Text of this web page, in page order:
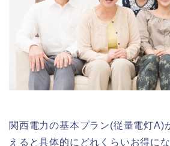
関西電力の基本プラン(従量電灯A)
えると具体的にどれくらいお得に